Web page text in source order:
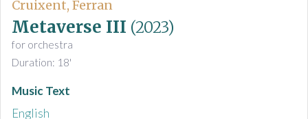
Cruixent, Ferran
Metaverse III (2023)
for orchestra
Duration: 18'
Music Text
English